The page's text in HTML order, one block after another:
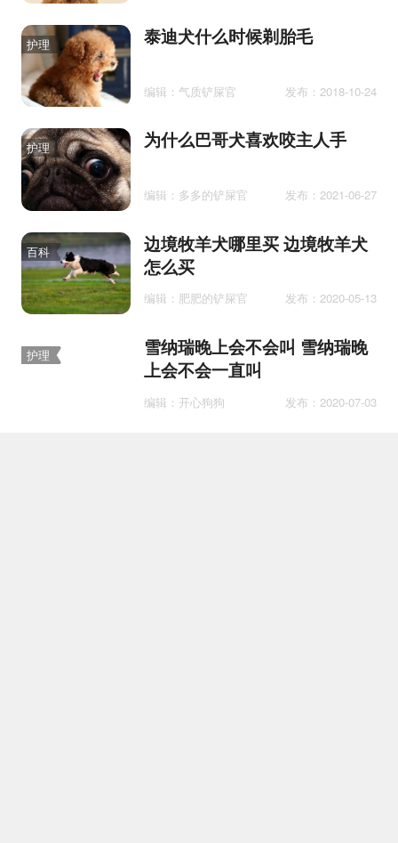
护理 泰迪犬什么时候剃胎毛
编辑：气质铲屎官 发布：2018-10-24
护理 为什么巴哥犬喜欢咬主人手
编辑：多多的铲屎官 发布：2021-06-27
百科
边境牧羊犬哪里买 边境牧羊犬
怎么买
编辑：肥肥的铲屎官 发布：2020-05-13
护理
雪纳瑞晚上会不会叫 雪纳瑞晚
上会不会一直叫
编辑：开心狗狗 发布：2020-07-03